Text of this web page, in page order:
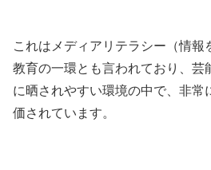
これはメディアリテラシー（情報
教育の一環とも言われており、芸
に晒されやすい環境の中で、非常
価されています。